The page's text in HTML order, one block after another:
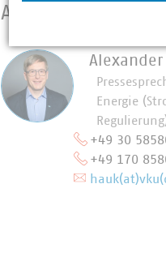
Ansprechpartner
Alexander
Energie
+49 30
+49 170